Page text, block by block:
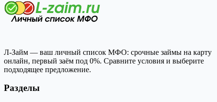
Л-Займ — ваш личный список МФО: срочные займы на карту
онлайн, первый заём под 0%. Сравните условия и выберите
подходящее предложение.
Разделы